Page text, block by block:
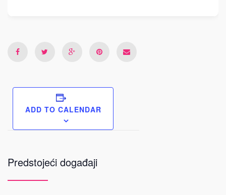
ADD TO CALENDAR
Predstojeći događaji